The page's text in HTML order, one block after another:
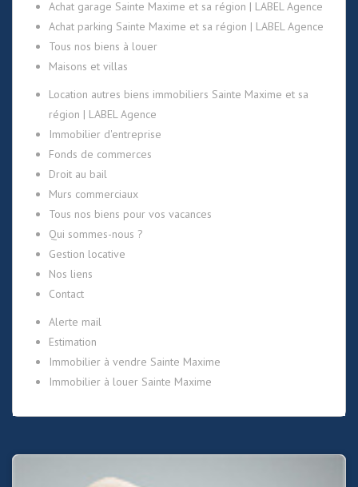
Achat garage Sainte Maxime et sa région | LABEL Agence
Achat parking Sainte Maxime et sa région | LABEL Agence
Tous nos biens à louer
Maisons et villas
Location autres biens immobiliers Sainte Maxime et sa
région | LABEL Agence
Immobilier d'entreprise
Fonds de commerces
Droit au bail
Murs commerciaux
Tous nos biens pour vos vacances
Qui sommes-nous ?
Gestion locative
Nos liens
Contact
Alerte mail
Estimation
Immobilier à vendre Sainte Maxime
Immobilier à louer Sainte Maxime